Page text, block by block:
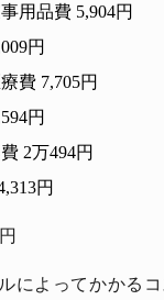
用品費 5,904円
円
費 7,705円
円
2万494円
円
によってかかる